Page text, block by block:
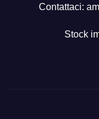
Contattaci:
Stock